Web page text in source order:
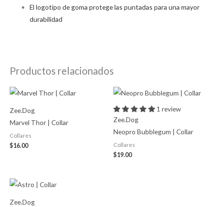
El logotipo de goma protege las puntadas para una mayor
durabilidad
Productos relacionados
Zee.Dog
Marvel Thor | Collar
Collares
$16.00
1 review
Zee.Dog
Neopro Bubblegum | Collar
Collares
$19.00
Zee.Dog
range: